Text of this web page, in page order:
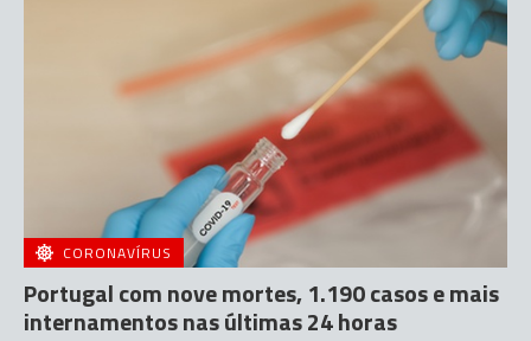
CORONAVÍRUS
Portugal com nove mortes, 1.190 casos e mais
internamentos nas últimas 24 horas